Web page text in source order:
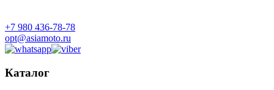
+7 980 436-78-78
opt@asiamoto.ru
Каталог